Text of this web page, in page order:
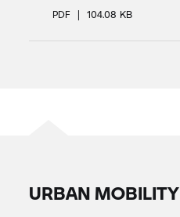
PDF | 104.08 KB
URBAN MOBILITY